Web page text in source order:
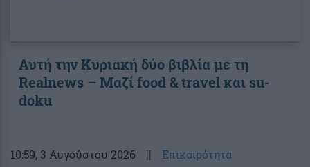
Αυτή την Κυριακή δύο βιβλία με τη
Realnews – Μαζί food & travel και su-
doku
10:59, 3 Αυγούστου 2026 || Επικαιρότητα